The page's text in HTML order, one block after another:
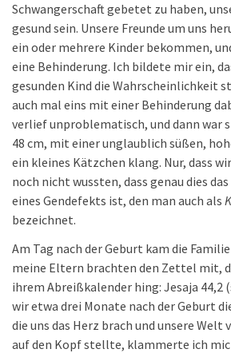
Schwangerschaft gebetet zu haben,
gesund sein. Unsere Freunde um uns
ein oder mehrere Kinder bekommen,
eine Behinderung. Ich bildete mir ein,
gesunden Kind die Wahrscheinlichkeit
auch mal eins mit einer Behinderung
verlief unproblematisch, und dann war
48 cm, mit einer unglaublich süßen,
ein kleines Kätzchen klang. Nur, dass
noch nicht wussten, dass genau dies
eines Gendefekts ist, den man auch als
bezeichnet.
Am Tag nach der Geburt kam die
meine Eltern brachten den Zettel mit,
ihrem Abreißkalender hing: Jesaja 44,2
wir etwa drei Monate nach der Geburt
die uns das Herz brach und unsere
auf den Kopf stellte, klammerte ich